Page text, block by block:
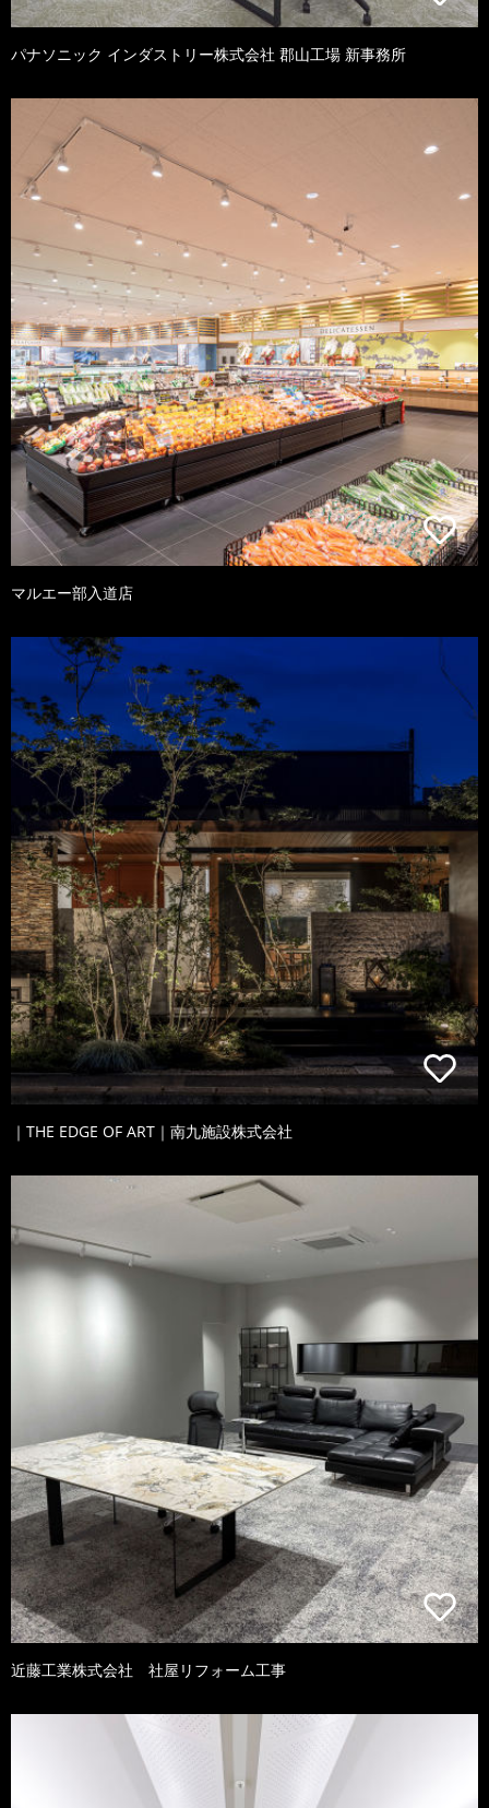
パナソニック インダストリー株式会社 郡山工場 新事務所
マルエー部入道店
｜THE EDGE OF ART｜南九施設株式会社
近藤工業株式会社 社屋リフォーム工事